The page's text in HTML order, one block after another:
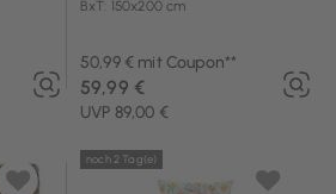
BxT: 150x200 cm
50,99 € mit Coupon**
UVP 89,00 €
59,99 €
noch 2 Tag(e)